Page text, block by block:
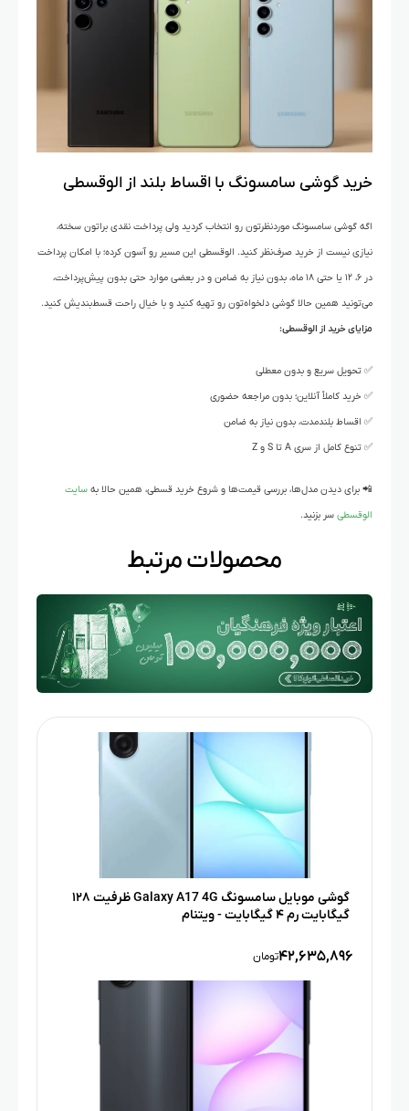
خرید گوشی سامسونگ با اقساط بلند از الو‌قسطی
اگه گوشی سامسونگ موردنظرتون رو انتخاب کردید ولی پرداخت نقدی براتون سخته،
نیازی نیست از خرید صرف‌نظر کنید. الو‌قسطی این مسیر رو آسون کرده؛ با امکان پرداخت
در ۶، ۱۲ یا حتی ۱۸ ماه، بدون نیاز به ضامن و در بعضی موارد حتی بدون پیش‌پرداخت،
می‌تونید همین حالا گوشی دلخواه‌تون رو تهیه کنید و با خیال راحت قسط‌بندیش کنید.
مزایای خرید از الو‌قسطی:
✅ تحویل سریع و بدون معطلی
✅ خرید کاملاً آنلاین؛ بدون مراجعه حضوری
✅ اقساط بلندمدت، بدون نیاز به ضامن
✅ تنوع کامل از سری A تا S و Z
📲 برای دیدن مدل‌ها، بررسی قیمت‌ها و شروع خرید قسطی، همین حالا به سایت
الو‌قسطی سر بزنید.
محصولات مرتبط
گوشی موبایل سامسونگ Galaxy A17 4G ظرفیت ۱۲۸
گیگابایت رم ۴ گیگابایت - ویتنام
۴۲,۶۳۵,۸۹۶تومان